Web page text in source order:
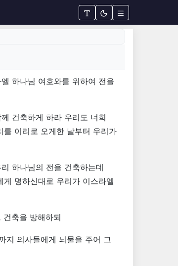
하나님 여호와를 위하여 전을
건축하게 하라 우리도 너희
이리로 오게한 날부터 우리가
하나님의 전을 건축하는데
명하신대로 우리가 이스라엘
축을 방해하되
지 의사들에게 뇌물을 주어 그